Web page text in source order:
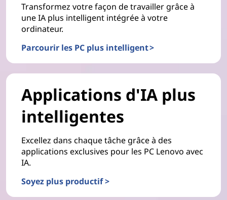
Transformez votre façon de travailler grâce à
une IA plus intelligent intégrée à votre
ordinateur.
Parcourir les PC plus intelligent >
Applications d'IA plus
intelligentes
Excellez dans chaque tâche grâce à des
applications exclusives pour les PC Lenovo avec
IA.
Soyez plus productif >